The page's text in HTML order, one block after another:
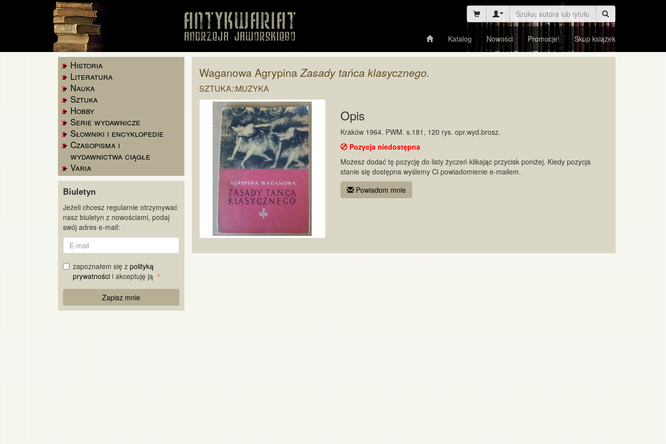
Katalog Nowości Promocje! Skup książek
Historia
Literatura
Nauka
Sztuka
Hobby
Serie wydawnicze
Słowniki i encyklopedie
Czasopisma i
wydawnictwa ciągłe
Varia
Biuletyn
Jeżeli chcesz regularnie otrzymywać
nasz biuletyn z nowościami, podaj
swój adres e-mail:
E-
mail
zapoznałem się z polityką
prywatności i akceptuję ją
Captcha
Zapisz mnie
Waganowa AgrypinaZasady tańca klasycznego.
SZTUKA::MUZYKA
Opis
Kraków 1964. PWM. s.181, 120 rys. opr.wyd.brosz.
Pozycja niedostępna
Możesz dodać tę pozycję do listy życzeń klikając przycisk poniżej. Kiedy pozycja
stanie się dostępna wyślemy Ci powiadomienie e-mailem.
Powiadom mnie